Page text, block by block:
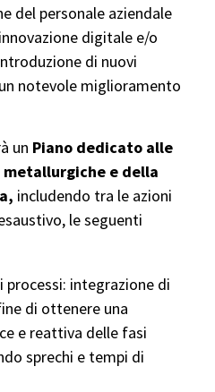
del personale aziendale
digitale e/o
di nuovi
notevole miglioramento
un Piano dedicato alle
e della
includendo tra le azioni
le seguenti
integrazione di
di ottenere una
e reattiva delle fasi
sprechi e tempi di